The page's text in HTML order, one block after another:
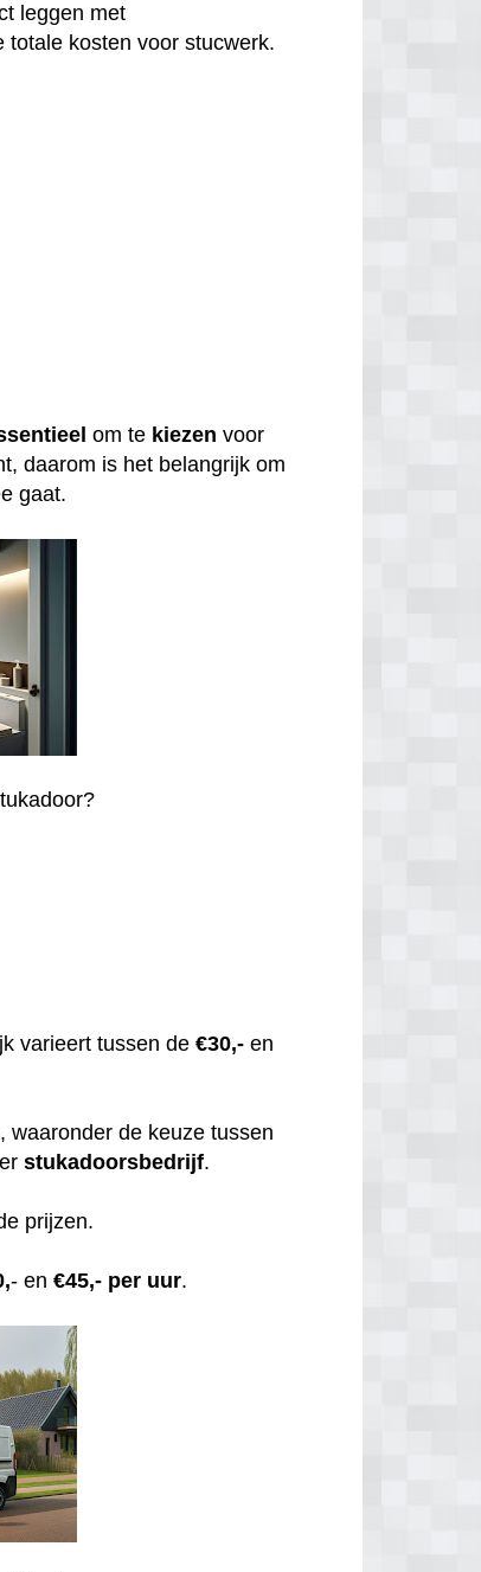
leggen met
kosten voor stucwerk.
om te kiezen voor
daarom is het belangrijk om
gaat.
varieert tussen de€30,- en
, waaronder de keuze tussen
stukadoorsbedrijf.
prijzen.
- en€45,- per uur.